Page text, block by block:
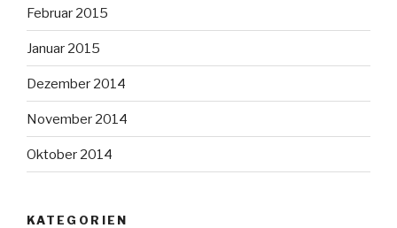
Februar 2015
Januar 2015
Dezember 2014
November 2014
Oktober 2014
KATEGORIEN